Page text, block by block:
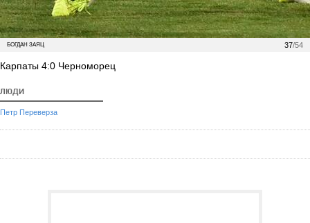
37/54
БОГДАН ЗАЯЦ
Карпаты 4:0 Черноморец
ЛЮДИ
Петр Переверза